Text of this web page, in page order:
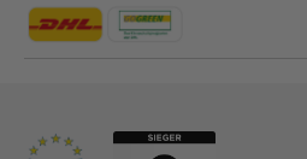
Zahlungsmethoden
Zahlungsmethoden